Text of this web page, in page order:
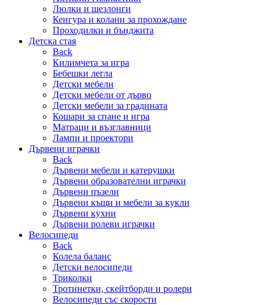
Люлки и шезлонги
Кенгура и колани за прохождане
Проходилки и бънджита
Детска стая
Back
Килимчета за игра
Бебешки легла
Детски мебели
Детски мебели от дърво
Детски мебели за градината
Кошари за спане и игра
Матраци и възглавници
Лампи и проектори
Дървени играчки
Back
Дървени мебели и катерушки
Дървени образователни играчки
Дървени пъзели
Дървени къщи и мебели за кукли
Дървени кухни
Дървени ролеви играчки
Велосипеди
Back
Колела баланс
Детски велосипеди
Триколки
Тротинетки, скейтборди и ролери
Велосипеди със скорости